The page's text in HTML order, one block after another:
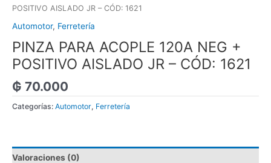
POSITIVO AISLADO JR – CÓD: 1621
Automotor, Ferretería
PINZA PARA ACOPLE 120A NEG +
POSITIVO AISLADO JR – CÓD: 1621
₲ 70.000
Categorías: Automotor, Ferretería
Valoraciones (0)